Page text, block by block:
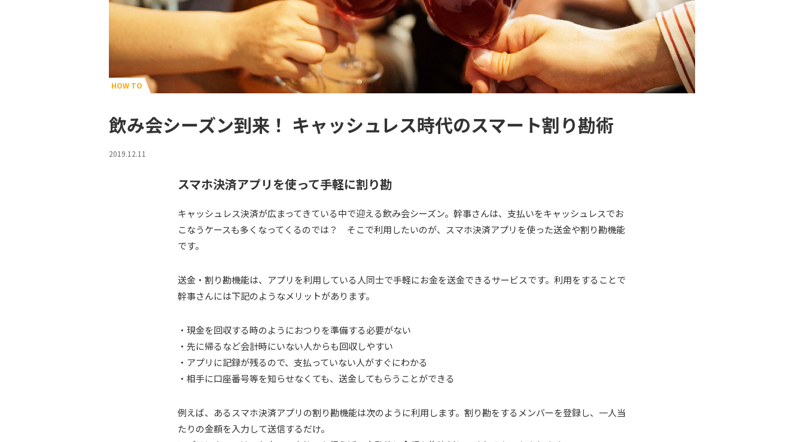
HOW TO
飲み会シーズン到来！ キャッシュレス時代のスマート割り勘術
2019.12.11
スマホ決済アプリを使って手軽に割り勘
キャッシュレス決済が広まってきている中で迎える飲み会シーズン。幹事さんは、支払いをキャッシュレスでお
こなうケースも多くなってくるのでは？ そこで利用したいのが、スマホ決済アプリを使った送金や割り勘機能
です。
送金・割り勘機能は、アプリを利用している人同士で手軽にお金を送金できるサービスです。利用をすることで
幹事さんには下記のようなメリットがあります。
・現金を回収する時のようにおつりを準備する必要がない
・先に帰るなど会計時にいない人からも回収しやすい
・アプリに記録が残るので、支払っていない人がすぐにわかる
・相手に口座番号等を知らせなくても、送金してもらうことができる
例えば、あるスマホ決済アプリの割り勘機能は次のように利用します。割り勘をするメンバーを登録し、一人当
たりの金額を入力して送信するだけ。